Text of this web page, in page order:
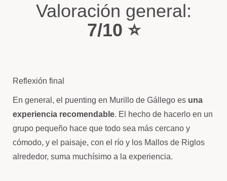
Valoración general:
7/10 ⭐
Reflexión final
En general, el puenting en Murillo de Gállego es una
experiencia recomendable. El hecho de hacerlo en un
grupo pequeño hace que todo sea más cercano y
cómodo, y el paisaje, con el río y los Mallos de Riglos
alrededor, suma muchísimo a la experiencia.